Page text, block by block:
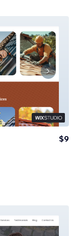
$9